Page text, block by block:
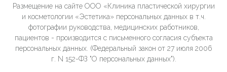
Размещение на сайте ООО «Клиника пластической хирургии
и косметологии «Эстетика» персональных данных в т.ч.
фотографии руководства, медицинских работников,
пациентов - производится с письменного согласия субъекта
персональных данных. (Федеральный закон от 27 июля 2006
г. N 152-ФЗ "О персональных данных").